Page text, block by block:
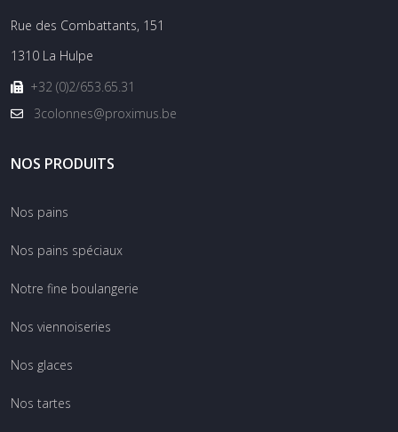
Rue des Combattants, 151
1310 La Hulpe
+32 (0)2/653.65.31
3colonnes@proximus.be
NOS PRODUITS
Nos pains
Nos pains spéciaux
Notre fine boulangerie
Nos viennoiseries
Nos glaces
Nos tartes